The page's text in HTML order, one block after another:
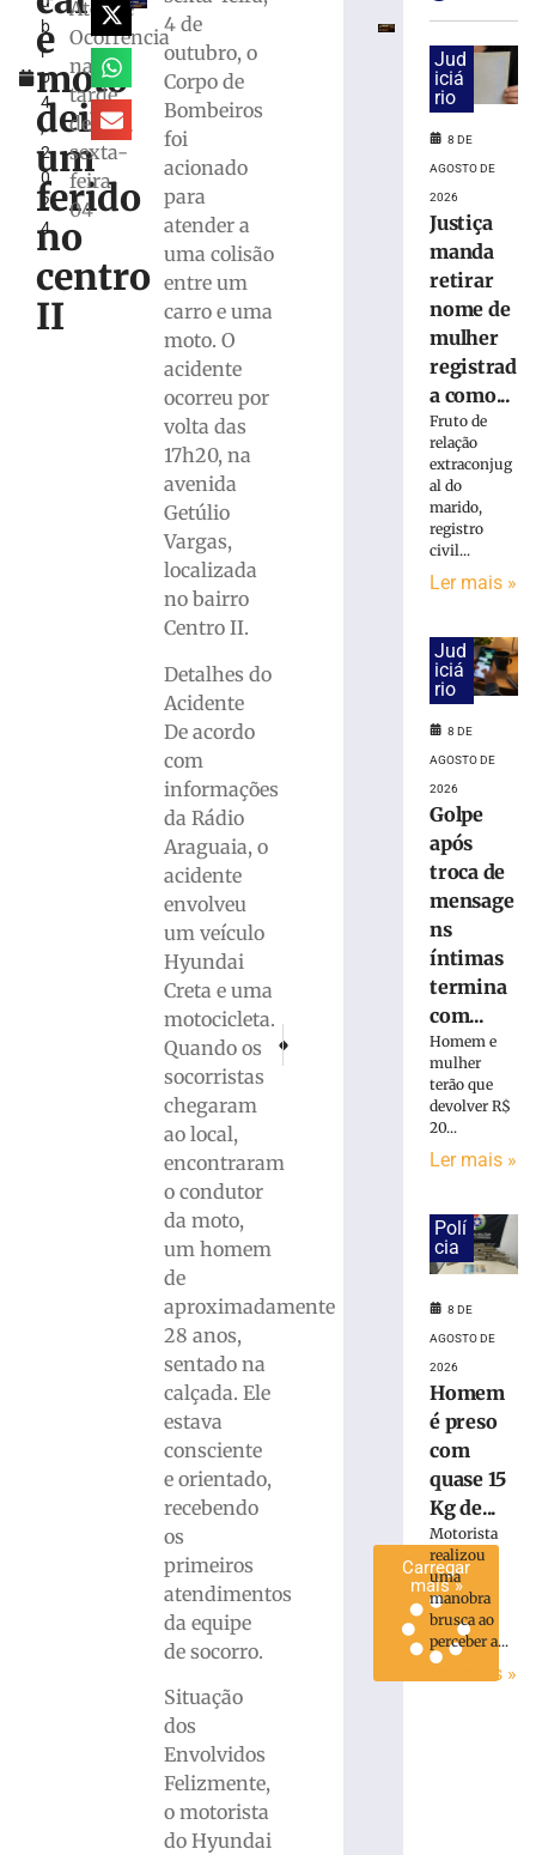
b
r
o
4
,
2
0
2
4
e
moto
deixa
um
ferido
no
centro
II
Atende
Ocorrência
na
tarde
desta
sexta-
feira
04
4 de
outubro, o
Corpo de
Bombeiros
foi
acionado
para
atender a
uma colisão
entre um
carro e uma
moto. O
acidente
ocorreu por
volta das
17h20, na
avenida
Getúlio
Vargas,
localizada
no bairro
Centro II.
Detalhes do
Acidente
De acordo
com
informações
da Rádio
Araguaia, o
acidente
envolveu
um veículo
Hyundai
Creta e uma
motocicleta.
Quando os
socorristas
chegaram
ao local,
encontraram
o condutor
da moto,
um homem
de
aproximadamente
28 anos,
sentado na
calçada. Ele
estava
consciente
e orientado,
recebendo
os
primeiros
atendimentos
da equipe
de socorro.
Situação
dos
Envolvidos
Felizmente,
o motorista
do Hyundai
Rede social X paga multas e
Brusque fica no empate sem gols com o
exige
transferências
bancárias
apresentar
Homem
tropeça
calçada,
atropelado
Bento
Homem
preso
quase
maconha
Blumenau
Carregar
mais »
Jud
iciá
rio
8 DE
AGOSTO DE
2026
Justiça
manda
retirar
nome de
mulher
registrad
a como...
Fruto de
relação
extraconjug
al do
marido,
registro
civil...
Ler mais »
Jud
iciá
rio
8 DE
AGOSTO DE
2026
Golpe
após
troca de
mensage
ns
íntimas
termina
com...
Homem e
mulher
terão que
devolver R$
20...
Ler mais »
Polí
cia
8 DE
AGOSTO DE
2026
Homem
é preso
com
quase 15
Kg de...
Motorista
realizou
uma
manobra
brusca ao
perceber a...
Ler mais »